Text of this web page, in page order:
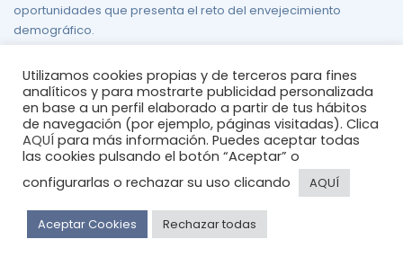
oportunidades que presenta el reto del envejecimiento
demográfico.
Aviso legal/ Política de Privacidad/ Política de Cookies/Mapa
del sitio
© 2026 silvereconomygroup
Utilizamos cookies propias y de terceros para fines
analíticos y para mostrarte publicidad personalizada
en base a un perfil elaborado a partir de tus hábitos
de navegación (por ejemplo, páginas visitadas). Clica
AQUÍ para más información. Puedes aceptar todas
las cookies pulsando el botón “Aceptar” o
configurarlas o rechazar su uso clicando
AQUÍ
Aceptar Cookies Rechazar todas